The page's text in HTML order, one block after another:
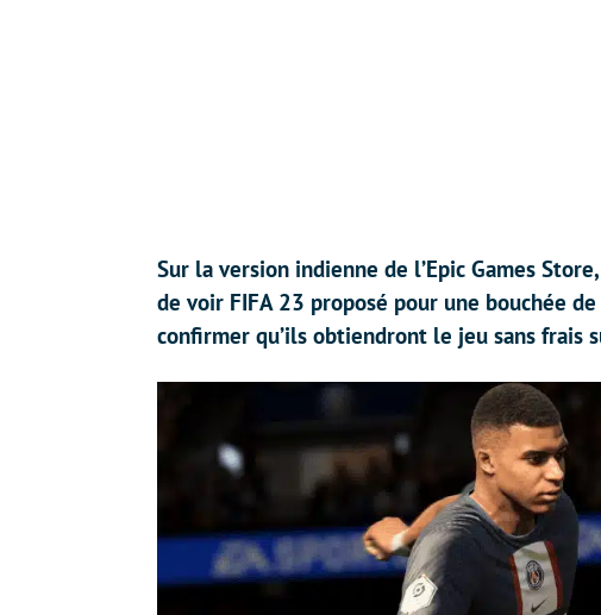
Sur la version indienne de l’Epic Games
de voir FIFA 23 proposé pour une bouchée
confirmer qu’ils obtiendront le jeu sans frais